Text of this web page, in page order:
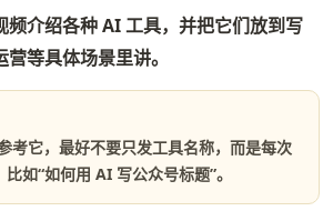
频介绍各种 AI 工具，并把它们放到写
等具体场景里讲。
考它，最好不要只发工具名称，而是每次
如“如何用 AI 写公众号标题”。